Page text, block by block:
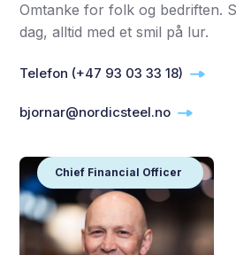
Omtanke for folk og bedriften.
dag, alltid med et smil på lur.
Telefon (+47 93 03 33 18)
bjornar@nordicsteel.no
Chief Financial Officer